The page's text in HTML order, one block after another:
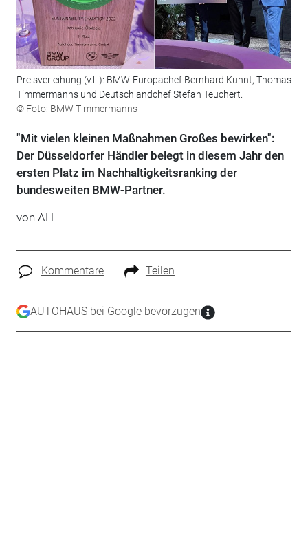
Preisverleihung (v.li.): BMW-Europachef Bernhard Kuhnt, Thomas
Timmermanns und Deutschlandchef Stefan Teuchert.
© Foto: BMW Timmermanns
"Mit vielen kleinen Maßnahmen Großes bewirken":
Der Düsseldorfer Händler belegt in diesem Jahr den
ersten Platz im Nachhaltigkeitsranking der
bundesweiten BMW-Partner.
von AH
Kommentare Teilen
AUTOHAUS bei Google bevorzugen